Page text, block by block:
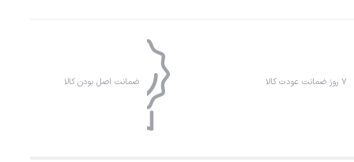
۷ روز ضمانت عودت کالا ضمانت اصل بودن کالا